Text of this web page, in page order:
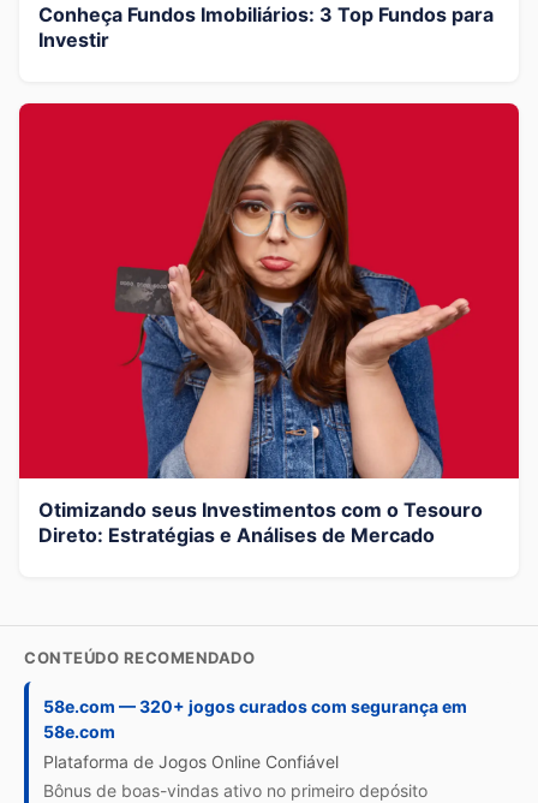
Conheça Fundos Imobiliários: 3 Top Fundos para
Investir
Otimizando seus Investimentos com o Tesouro
Direto: Estratégias e Análises de Mercado
CONTEÚDO RECOMENDADO
58e.com — 320+ jogos curados com segurança em
58e.com
Plataforma de Jogos Online Confiável
Bônus de boas-vindas ativo no primeiro depósito